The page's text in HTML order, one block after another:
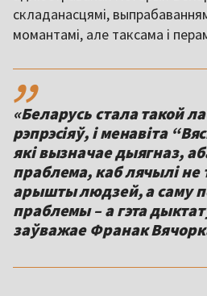
складанасцямі,
момантамі, але таксама і
,,
«Беларусь стала такой
рэпрэсіяў, і менавіта
які вызначае дыягназ,
праблема, каб лячылі не
арышты людзей, а саму
праблемы – а гэта
заўважае Франак